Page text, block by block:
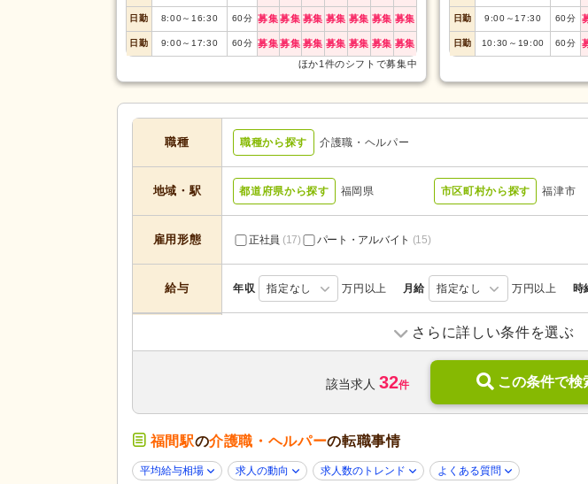
日勤 8:00～ 16:30 60分 募集募集 募集 募集 募集 募集 募集
日勤 9:00～ 17:30 60分 募集募集 募集 募集 募集 募集 募集
ほか1件のシフトで募集中
日勤 9:00 ～ 17:30 60分
日勤 10:30 ～ 19:00 60分
職種 職種から探す 介護職・ヘルパー
地域・駅 都道府県から探す 福岡県 市区町村から探す 福津市
雇用形態 正社員 (17) パート・アルバイト (15)
給与 年収 指定なし 万円以上 月給 指定なし 万円以上 時
デイサービス(10)
ショートステイ(1) 住宅型有料老人ホーム(1)
特別養護老人ホーム(6) 介護老人保健施設(2)
病院(1)
未経験可(24)
ブランク可(31) 学歴不問(26)
さらに詳しい条件を選ぶ
該当求人 32件 この条件で検
福間駅の介護職・ヘルパーの転職事情
平均給与相場 求人の動向 求人数のトレンド よくある質問